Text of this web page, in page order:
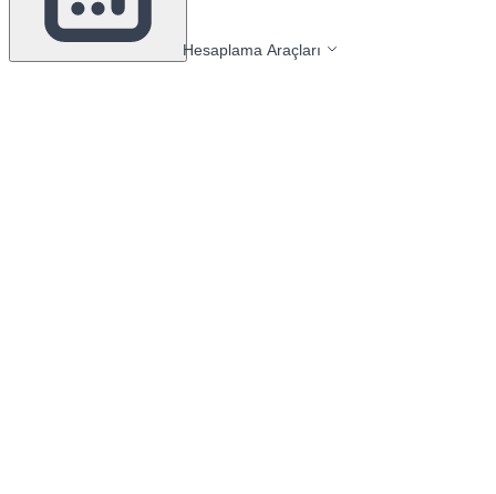
Hesaplama Araçları